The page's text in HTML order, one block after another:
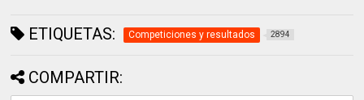
ETIQUETAS: Competiciones y resultados 2894
COMPARTIR: